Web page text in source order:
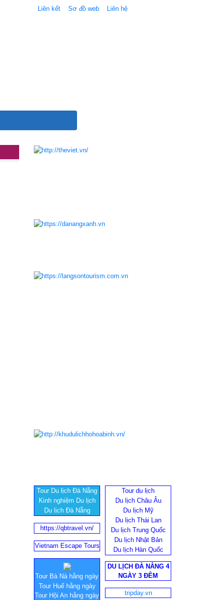
Liên kết Sơ đồ web Liên hệ
Tour Du lịch Đà Nẵng
Kinh nghiệm Du lịch
Du lịch Đà Nẵng
Tour du lịch
Du lịch Châu Âu
Du lịch Mỹ
Du lịch Thái Lan
Du lịch Trung Quốc
Du lịch Nhật Bản
Du lịch Hàn Quốc
https://qbtravel.vn/
Vietnam Escape Tours
Tour Bà Nà hằng ngày
Tour Huế hằng ngày
Tour Hội An hằng ngày
DU LỊCH ĐÀ NẴNG 4
NGÀY 3 ĐÊM
tripday.vn